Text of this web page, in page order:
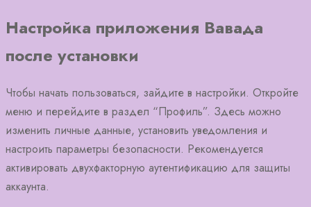
Настройка приложения Вавада
после установки
Чтобы начать пользоваться, зайдите в настройки. Откройте
меню и перейдите в раздел “Профиль”. Здесь можно
изменить личные данные, установить уведомления и
настроить параметры безопасности. Рекомендуется
активировать двухфакторную аутентификацию для защиты
аккаунта.